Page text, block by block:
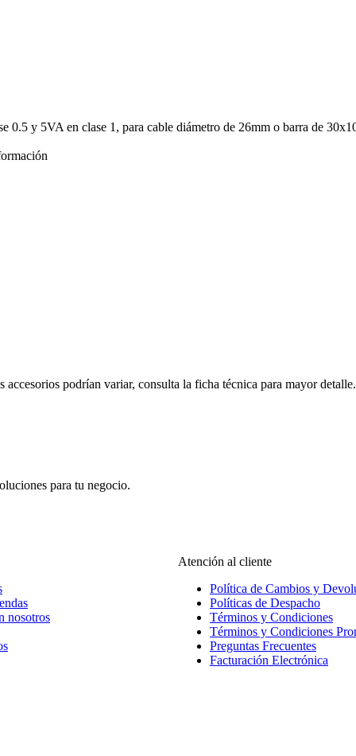
0.5 y 5VA en clase 1, para cable diámetro de 26mm o barra de
podrían variar, consulta la ficha técnica para mayor detalle.
para tu negocio.
nosotros
Atención al cliente
Política de Cambios y
Políticas de Despacho
Términos y Condiciones
Términos y Condiciones
Preguntas Frecuentes
Facturación Electrónica